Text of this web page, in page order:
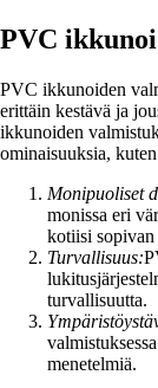
PVC
PVC ikkunoiden
erittäin kestävä ja
ikkunoiden
ominaisuuksia,
Monipuoliset
monissa eri
kotiisi
Turvallisuus:
turvallisuutta.
menetelmiä.